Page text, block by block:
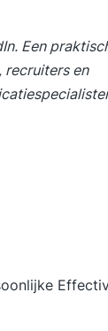
Een
recruiters en